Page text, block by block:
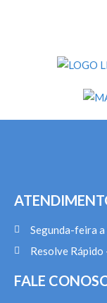
Segunda-feira
Resolve
FALE